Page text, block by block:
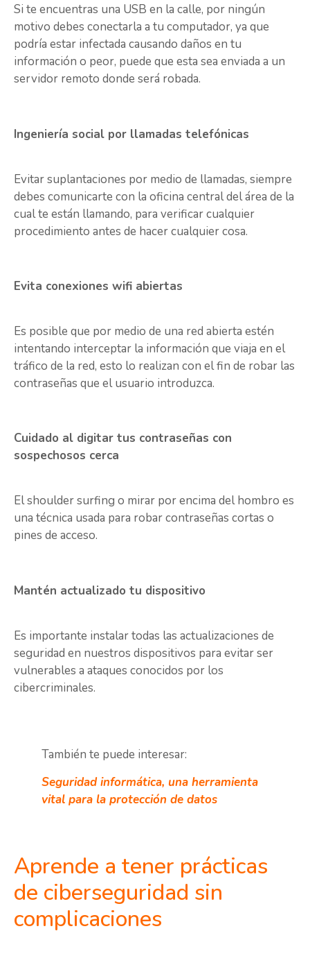
Si te encuentras una USB en la calle, por ningún
motivo debes conectarla a tu computador, ya que
podría estar infectada causando daños en tu
información o peor, puede que esta sea enviada a un
servidor remoto donde será robada.
Ingeniería social por llamadas telefónicas
Evitar suplantaciones por medio de llamadas, siempre
debes comunicarte con la oficina central del área de la
cual te están llamando, para verificar cualquier
procedimiento antes de hacer cualquier cosa.
Evita conexiones wifi abiertas
Es posible que por medio de una red abierta estén
intentando interceptar la información que viaja en el
tráfico de la red, esto lo realizan con el fin de robar las
contraseñas que el usuario introduzca.
Cuidado al digitar tus contraseñas con
sospechosos cerca
El shoulder surfing o mirar por encima del hombro es
una técnica usada para robar contraseñas cortas o
pines de acceso.
Mantén actualizado tu dispositivo
Es importante instalar todas las actualizaciones de
seguridad en nuestros dispositivos para evitar ser
vulnerables a ataques conocidos por los
cibercriminales.
También te puede interesar:
Seguridad informática, una herramienta
vital para la protección de datos
Aprende a tener prácticas
de ciberseguridad sin
complicaciones